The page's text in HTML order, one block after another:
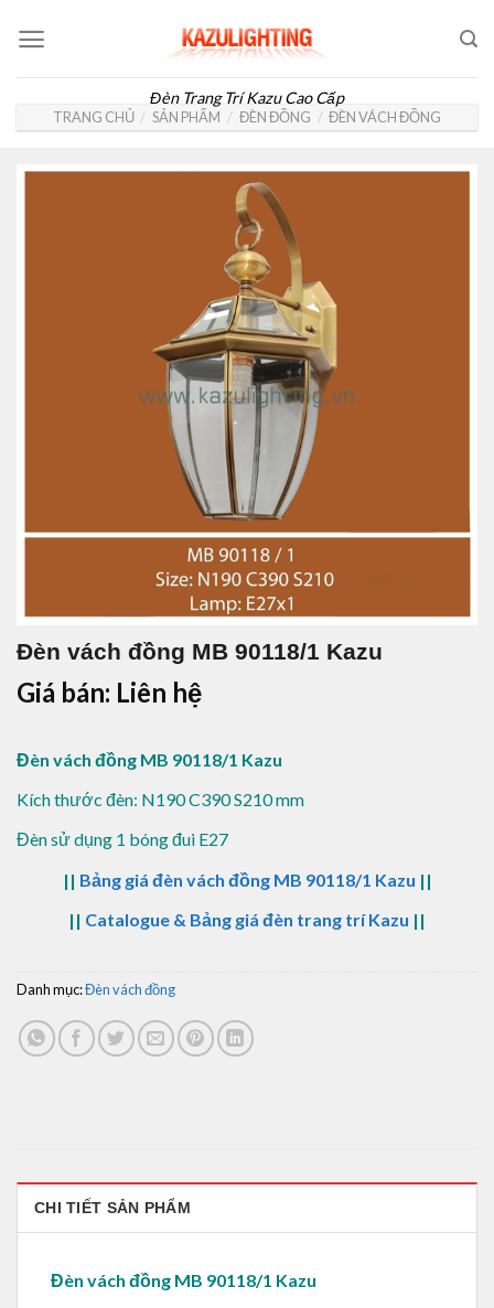
Đèn Trang Trí Kazu Cao Cấp
TRANG CHỦ / SẢN PHẨM / ĐÈN ĐỒNG / ĐÈN VÁCH ĐỒNG
Đèn vách đồng MB 90118/1 Kazu
Giá bán: Liên hệ
Đèn vách đồng MB 90118/1 Kazu
Kích thước đèn: N190 C390 S210 mm
Đèn sử dụng 1 bóng đui E27
|| Bảng giá đèn vách đồng MB 90118/1 Kazu ||
|| Catalogue & Bảng giá đèn trang trí Kazu ||
Danh mục:Đèn vách đồng
CHI TIẾT SẢN PHẨM
Đèn vách đồng MB 90118/1 Kazu